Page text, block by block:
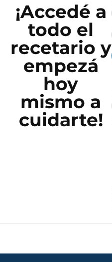
¡Accedé a
todo el
recetario y
empezá
hoy
mismo a
cuidarte!